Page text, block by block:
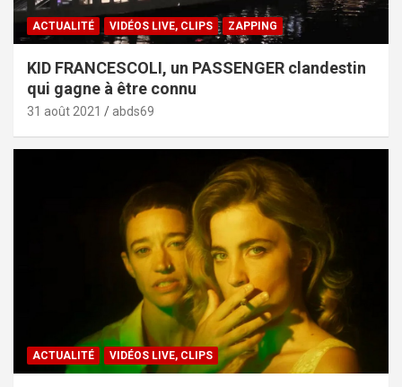
ACTUALITÉ VIDÉOS LIVE, CLIPS ZAPPING
KID FRANCESCOLI, un PASSENGER clandestin
qui gagne à être connu
31 août 2021 abds69
ACTUALITÉ VIDÉOS LIVE, CLIPS